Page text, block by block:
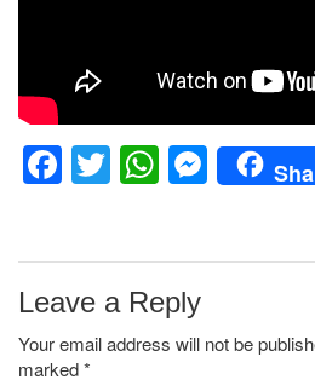
Facebook
Twitter
Leave a Reply
Your email address will not be
marked*